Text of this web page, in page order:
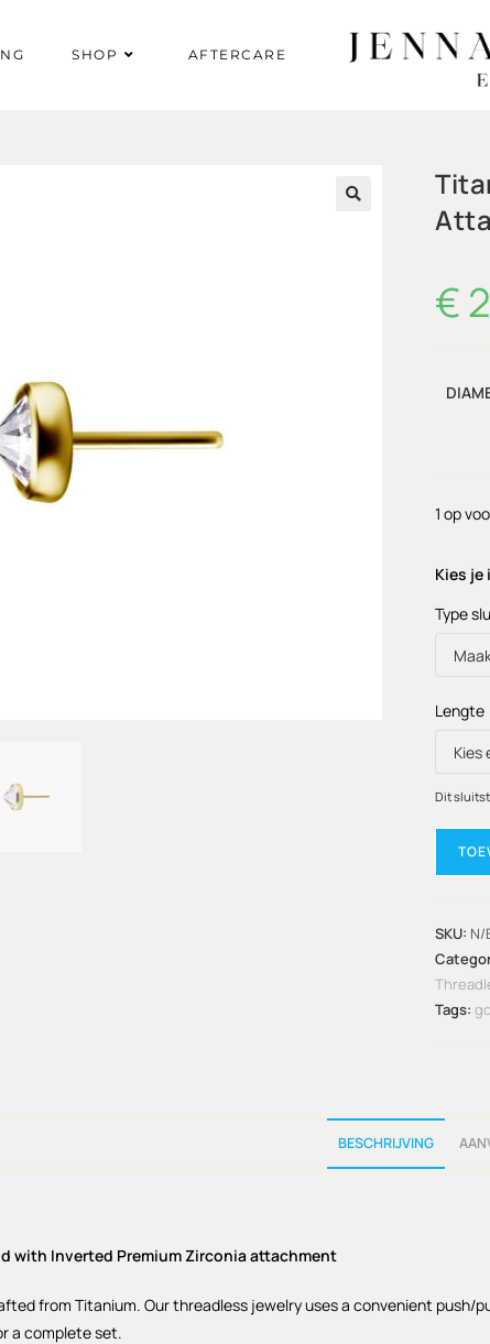
SHOP AFTERCARE
€
1 op
Kies
Type
Lengte
Dit
SKU: N/
Tags:
BESCHRIJVING
with Inverted Premium Zirconia attachment
from Titanium. Our threadless jewelry uses a convenient
a complete set.